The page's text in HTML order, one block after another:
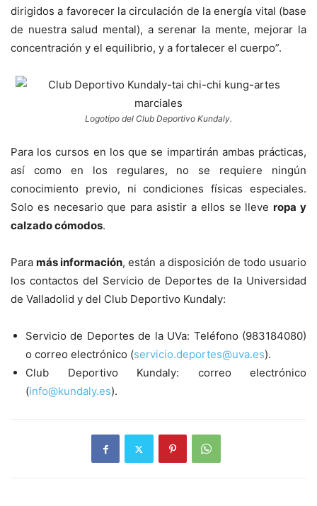
dirigidos a favorecer la circulación de la energía vital (base
de nuestra salud mental), a serenar la mente, mejorar la
concentración y el equilibrio, y a fortalecer el cuerpo”.
Logotipo del Club Deportivo Kundaly.
Para los cursos en los que se impartirán ambas prácticas,
así como en los regulares, no se requiere ningún
conocimiento previo, ni condiciones físicas especiales.
Solo es necesario que para asistir a ellos se lleveropa y
calzado cómodos.
Paramás información, están a disposición de todo usuario
los contactos del Servicio de Deportes de la Universidad
de Valladolid y del Club Deportivo Kundaly:
Servicio de Deportes de la UVa: Teléfono (983184080)
o correo electrónico (servicio.deportes@uva.es).
Club Deportivo Kundaly: correo electrónico
(info@kundaly.es).